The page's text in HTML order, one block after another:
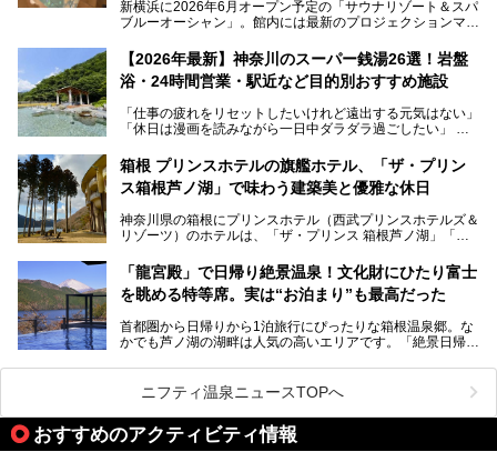
新横浜に2026年6月オープン予定の「サウナリゾート＆スパ
ブルーオーシャン」。館内には最新のプロジェクションマッ
的な“没入感（イマーシブ）”を体験できます。
今回は、そんな大注目の施設に一足先にお邪魔し、その全貌
を見学させていただきました！
サウナ室の中に咲き誇る桜、魚たちが泳ぐ水風呂、そしてバ
リのビーチを思わせる休憩スペース…。驚きの連続だった館
内の様子をレポートします！
【2026年最新】神奈川のスーパー銭湯26選！岩盤
浴・24時間営業・駅近など目的別おすすめ施設
「仕事の疲れをリセットしたいけれど遠出する元気はない」
「休日は漫画を読みながら一日中ダラダラ過ごしたい」
たい」
そんな「癒やされたい」という願いを叶えてくれるのが、神
神奈川県には、サウナや岩盤浴、一日中遊べるエンタメ施設
など、“非日常”を味わえるスーパー銭湯が数多く揃っていま
う」という人も多いはず。
そこで今回は、神奈川県内の人気施設26選を「安さ」「岩
業」「駅近」など、目的別に厳選して紹介します。
今の気分にぴったりの施設を見つけて、最高のリフレッシュ
箱根 プリンスホテルの旗艦ホテル、「ザ・プリン
ス箱根芦ノ湖」で味わう建築美と優雅な休日
神奈川県の箱根にプリンスホテル（西武プリンスホテルズ＆
リゾーツ）のホテルは、「ザ・プリンス 箱根芦ノ湖」「芦
「箱根仙石原プリンスホテル」と4軒あり、今回ご紹介する
「ザ・プリンス 箱根芦ノ湖」は、その中でもフラッグシッ
プ（旗艦）に位置づけられる特別なホテルです。
昭和の日本を代表する建築家の一人、村野藤吾が芦ノ湖の畔
に建てた桃源郷のようなホテルがここ。自家源泉の温泉や、
提供元：株式会社西武・プリンスホテルズワールドワイド
【PR】
この記事はザ・プリンス 箱根芦ノ湖のPR記事です。
「龍宮殿」で日帰り絶景温泉！文化財にひたり富士
を眺める特等席。実は“お泊まり”も最高だった
首都圏から日帰りから1泊旅行にぴったりな箱根温泉郷。な
かでも芦ノ湖の湖畔は人気の高いエリアです。「絶景日帰り
が楽しめるまさに眺望自慢の日帰り温泉。
そしてここは全24室の「箱根 芦ノ湖畔蛸川温泉 龍宮殿」と
して宿泊もできます。宿泊者は「龍宮殿本館」の営業時間に
加えて、朝6時からの宿泊者専用時間帯にも「龍宮殿本館」
のお風呂が利用できます。
ニフティ温泉ニュースTOPへ
おすすめのアクティビティ情報